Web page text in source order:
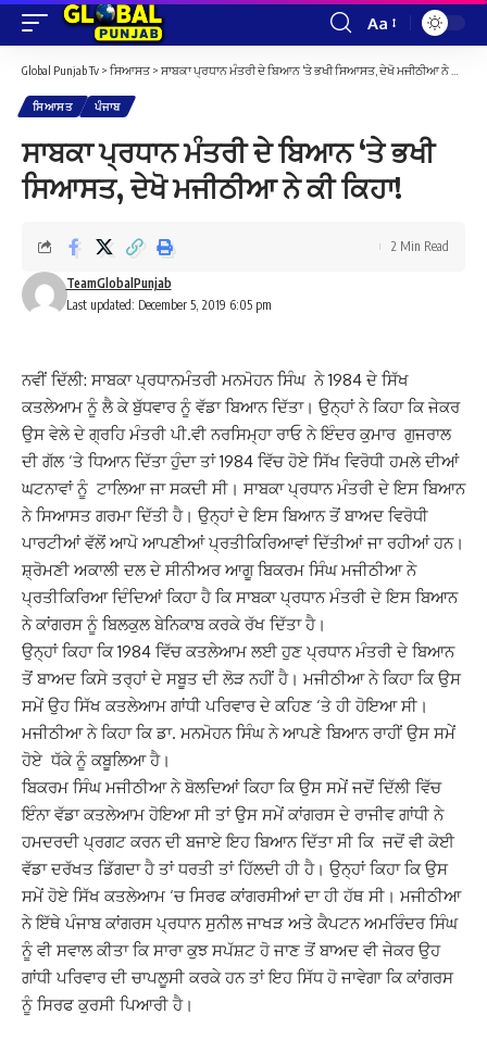
Font
Resizer
Aa
Global Punjab Tv > ਸਿਆਸਤ> ਸਾਬਕਾ ਪ੍ਰਧਾਨ ਮੰਤਰੀ ਦੇ ਬਿਆਨ ‘ਤੇ ਭਖੀ ਸਿਆਸਤ, ਦੇਖੋ ਮਜੀਠੀਆ ਨੇ ਕੀ ਕਿਹਾ!
ਸਿਆਸਤ ਪੰਜਾਬ
ਸਾਬਕਾ ਪ੍ਰਧਾਨ ਮੰਤਰੀ ਦੇ ਬਿਆਨ ‘ਤੇ ਭਖੀ
ਸਿਆਸਤ, ਦੇਖੋ ਮਜੀਠੀਆ ਨੇ ਕੀ ਕਿਹਾ!
Last updated: December 5, 2019 6:05 pm
TeamGlobalPunjab
2 Min Read
ਨਵੀਂ ਦਿੱਲੀ: ਸਾਬਕਾ ਪ੍ਰਧਾਨਮੰਤਰੀ ਮਨਮੋਹਨ ਸਿੰਘ ਨੇ 1984 ਦੇ ਸਿੱਖ
ਕਤਲੇਆਮ ਨੂੰ ਲੈ ਕੇ ਬੁੱਧਵਾਰ ਨੂੰ ਵੱਡਾ ਬਿਆਨ ਦਿੱਤਾ। ਉਨ੍ਹਾਂ ਨੇ ਕਿਹਾ ਕਿ ਜੇਕਰ
ਉਸ ਵੇਲੇ ਦੇ ਗ੍ਰਹਿ ਮੰਤਰੀ ਪੀ.ਵੀ ਨਰਸਿਮ੍ਹਾ ਰਾਓ ਨੇ ਇੰਦਰ ਕੁਮਾਰ ਗੁਜਰਾਲ
ਦੀ ਗੱਲ ‘ਤੇ ਧਿਆਨ ਦਿੱਤਾ ਹੁੰਦਾ ਤਾਂ 1984 ਵਿੱਚ ਹੋਏ ਸਿੱਖ ਵਿਰੋਧੀ ਹਮਲੇ ਦੀਆਂ
ਘਟਨਾਵਾਂ ਨੂੰ ਟਾਲਿਆ ਜਾ ਸਕਦੀ ਸੀ। ਸਾਬਕਾ ਪ੍ਰਧਾਨ ਮੰਤਰੀ ਦੇ ਇਸ ਬਿਆਨ
ਨੇ ਸਿਆਸਤ ਗਰਮਾ ਦਿੱਤੀ ਹੈ। ਉਨ੍ਹਾਂ ਦੇ ਇਸ ਬਿਆਨ ਤੋਂ ਬਾਅਦ ਵਿਰੋਧੀ
ਪਾਰਟੀਆਂ ਵੱਲੋਂ ਆਪੋ ਆਪਣੀਆਂ ਪ੍ਰਤੀਕਿਰਿਆਵਾਂ ਦਿੱਤੀਆਂ ਜਾ ਰਹੀਆਂ ਹਨ।
ਸ਼੍ਰੋਮਣੀ ਅਕਾਲੀ ਦਲ ਦੇ ਸੀਨੀਅਰ ਆਗੂ ਬਿਕਰਮ ਸਿੰਘ ਮਜੀਠੀਆ ਨੇ
ਪ੍ਰਤੀਕਿਰਿਆ ਦਿੰਦਿਆਂ ਕਿਹਾ ਹੈ ਕਿ ਸਾਬਕਾ ਪ੍ਰਧਾਨ ਮੰਤਰੀ ਦੇ ਇਸ ਬਿਆਨ
ਨੇ ਕਾਂਗਰਸ ਨੂੰ ਬਿਲਕੁਲ ਬੇਨਿਕਾਬ ਕਰਕੇ ਰੱਖ ਦਿੱਤਾ ਹੈ।
ਉਨ੍ਹਾਂ ਕਿਹਾ ਕਿ 1984 ਵਿੱਚ ਕਤਲੇਆਮ ਲਈ ਹੁਣ ਪ੍ਰਧਾਨ ਮੰਤਰੀ ਦੇ ਬਿਆਨ
ਤੋਂ ਬਾਅਦ ਕਿਸੇ ਤਰ੍ਹਾਂ ਦੇ ਸਬੂਤ ਦੀ ਲੋੜ ਨਹੀਂ ਹੈ। ਮਜੀਠੀਆ ਨੇ ਕਿਹਾ ਕਿ ਉਸ
ਸਮੇਂ ਉਹ ਸਿੱਖ ਕਤਲੇਆਮ ਗਾਂਧੀ ਪਰਿਵਾਰ ਦੇ ਕਹਿਣ ‘ਤੇ ਹੀ ਹੋਇਆ ਸੀ।
ਮਜੀਠੀਆ ਨੇ ਕਿਹਾ ਕਿ ਡਾ. ਮਨਮੋਹਨ ਸਿੰਘ ਨੇ ਆਪਣੇ ਬਿਆਨ ਰਾਹੀਂ ਉਸ ਸਮੇਂ
ਹੋਏ ਧੱਕੇ ਨੂੰ ਕਬੂਲਿਆ ਹੈ।
ਬਿਕਰਮ ਸਿੰਘ ਮਜੀਠੀਆ ਨੇ ਬੋਲਦਿਆਂ ਕਿਹਾ ਕਿ ਉਸ ਸਮੇਂ ਜਦੋਂ ਦਿੱਲੀ ਵਿੱਚ
ਇੰਨਾ ਵੱਡਾ ਕਤਲੇਆਮ ਹੋਇਆ ਸੀ ਤਾਂ ਉਸ ਸਮੇਂ ਕਾਂਗਰਸ ਦੇ ਰਾਜੀਵ ਗਾਂਧੀ ਨੇ
ਹਮਦਰਦੀ ਪ੍ਰਗਟ ਕਰਨ ਦੀ ਬਜਾਏ ਇਹ ਬਿਆਨ ਦਿੱਤਾ ਸੀ ਕਿ ਜਦੋਂ ਵੀ ਕੋਈ
ਵੱਡਾ ਦਰੱਖਤ ਡਿੱਗਦਾ ਹੈ ਤਾਂ ਧਰਤੀ ਤਾਂ ਹਿੱਲਦੀ ਹੀ ਹੈ। ਉਨ੍ਹਾਂ ਕਿਹਾ ਕਿ ਉਸ
ਸਮੇਂ ਹੋਏ ਸਿੱਖ ਕਤਲੇਆਮ ‘ਚ ਸਿਰਫ ਕਾਂਗਰਸੀਆਂ ਦਾ ਹੀ ਹੱਥ ਸੀ। ਮਜੀਠੀਆ
ਨੇ ਇੱਥੇ ਪੰਜਾਬ ਕਾਂਗਰਸ ਪ੍ਰਧਾਨ ਸੁਨੀਲ ਜਾਖੜ ਅਤੇ ਕੈਪਟਨ ਅਮਰਿੰਦਰ ਸਿੰਘ
ਨੂੰ ਵੀ ਸਵਾਲ ਕੀਤਾ ਕਿ ਸਾਰਾ ਕੁਝ ਸਪੱਸ਼ਟ ਹੋ ਜਾਣ ਤੋਂ ਬਾਅਦ ਵੀ ਜੇਕਰ ਉਹ
ਗਾਂਧੀ ਪਰਿਵਾਰ ਦੀ ਚਾਪਲੂਸੀ ਕਰਕੇ ਹਨ ਤਾਂ ਇਹ ਸਿੱਧ ਹੋ ਜਾਵੇਗਾ ਕਿ ਕਾਂਗਰਸ
ਨੂੰ ਸਿਰਫ ਕੁਰਸੀ ਪਿਆਰੀ ਹੈ।